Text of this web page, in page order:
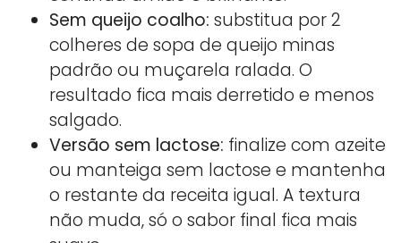
Sem queijo coalho: substitua por 2
colheres de sopa de queijo minas
padrão ou muçarela ralada. O
resultado fica mais derretido e menos
salgado.
Versão sem lactose: finalize com azeite
ou manteiga sem lactose e mantenha
o restante da receita igual. A textura
não muda, só o sabor final fica mais